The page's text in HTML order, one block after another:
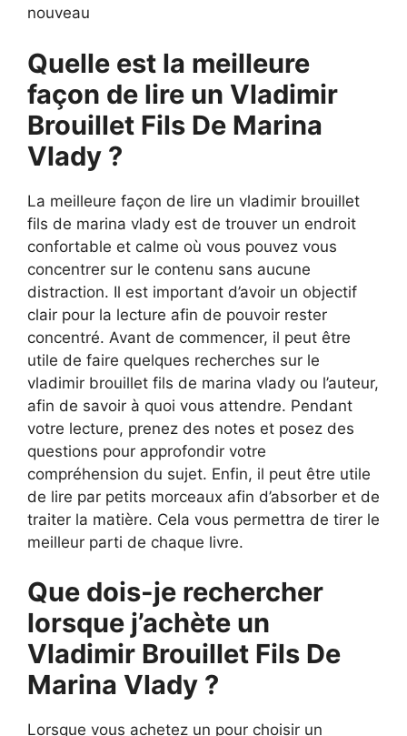
nouveau
Quelle est la meilleure
façon de lire un Vladimir
Brouillet Fils De Marina
Vlady ?
La meilleure façon de lire un vladimir brouillet
fils de marina vlady est de trouver un endroit
confortable et calme où vous pouvez vous
concentrer sur le contenu sans aucune
distraction. Il est important d’avoir un objectif
clair pour la lecture afin de pouvoir rester
concentré. Avant de commencer, il peut être
utile de faire quelques recherches sur le
vladimir brouillet fils de marina vlady ou l’auteur,
afin de savoir à quoi vous attendre. Pendant
votre lecture, prenez des notes et posez des
questions pour approfondir votre
compréhension du sujet. Enfin, il peut être utile
de lire par petits morceaux afin d’absorber et de
traiter la matière. Cela vous permettra de tirer le
meilleur parti de chaque livre.
Que dois-je rechercher
lorsque j’achète un
Vladimir Brouillet Fils De
Marina Vlady ?
Lorsque vous achetez un pour choisir un